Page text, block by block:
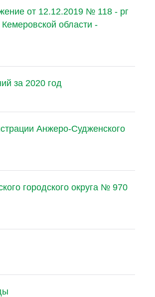
от 12.12.2019 № 118 - рг
области -
за 2020 год
Анжеро-Судженского
городского округа № 970